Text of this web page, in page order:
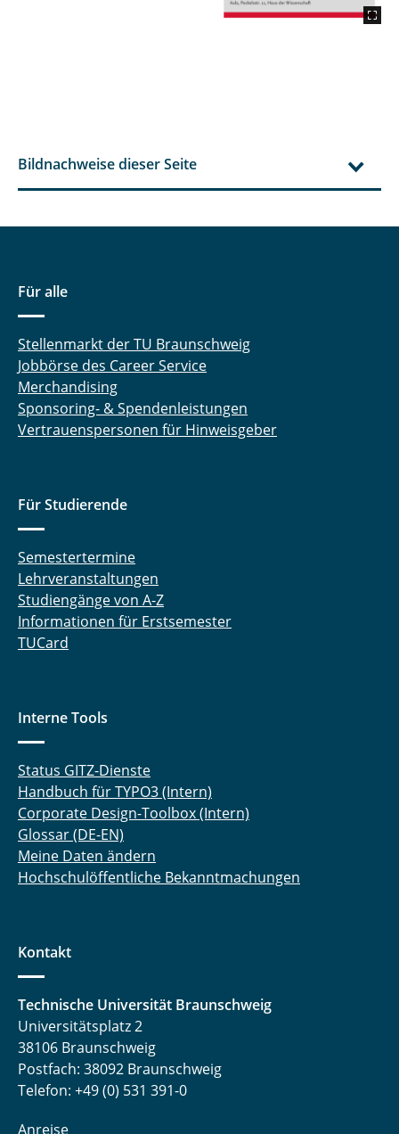
Bildnachweise dieser Seite
Für alle
Stellenmarkt der TU Braunschweig
Jobbörse des Career Service
Merchandising
Sponsoring- & Spendenleistungen
Vertrauenspersonen für Hinweisgeber
Für Studierende
Semestertermine
Lehrveranstaltungen
Studiengänge von A-Z
Informationen für Erstsemester
TUCard
Interne Tools
Status GITZ-Dienste
Handbuch für TYPO3 (Intern)
Corporate Design-Toolbox (Intern)
Glossar (DE-EN)
Meine Daten ändern
Hochschulöffentliche Bekanntmachungen
Kontakt
Technische Universität Braunschweig
Universitätsplatz 2
38106 Braunschweig
Postfach: 38092 Braunschweig
Telefon: +49 (0) 531 391-0
Anreise